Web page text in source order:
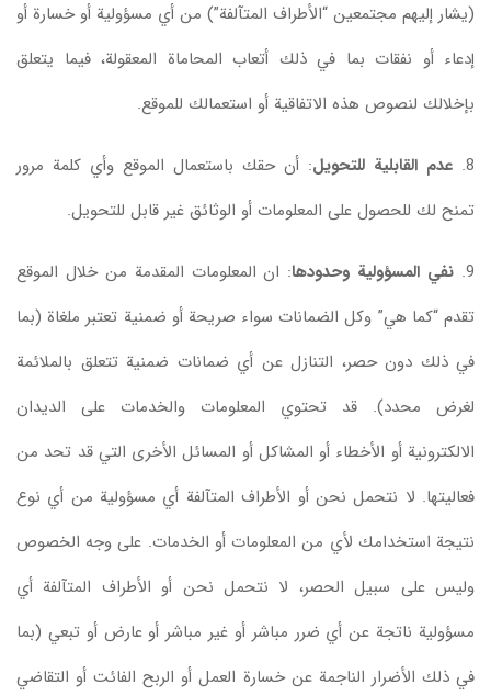
(يشار إليهم مجتمعين “الأطراف المتآلفة”) من أي مسؤولية أو خسارة أو
إدعاء أو نفقات بما في ذلك أتعاب المحاماة المعقولة، فيما يتعلق
بإخلالك لنصوص هذه الاتفاقية أو استعمالك للموقع.
8. عدم القابلية للتحويل: أن حقك باستعمال الموقع وأي كلمة مرور
تمنح لك للحصول على المعلومات أو الوثائق غير قابل للتحويل.
9. نفي المسؤولية وحدودها: ان المعلومات المقدمة من خلال الموقع
تقدم “كما هي” وكل الضمانات سواء صريحة أو ضمنية تعتبر ملغاة (بما
في ذلك دون حصر، التنازل عن أي ضمانات ضمنية تتعلق بالملائمة
لغرض محدد). قد تحتوي المعلومات والخدمات على الديدان
الالكترونية أو الأخطاء أو المشاكل أو المسائل الأخرى التي قد تحد من
فعاليتها. لا نتحمل نحن أو الأطراف المتآلفة أي مسؤولية من أي نوع
نتيجة استخدامك لأي من المعلومات أو الخدمات. على وجه الخصوص
وليس على سبيل الحصر، لا نتحمل نحن أو الأطراف المتآلفة أي
مسؤولية ناتجة عن أي ضرر مباشر أو غير مباشر أو عارض أو تبعي (بما
في ذلك الأضرار الناجمة عن خسارة العمل أو الربح الفائت أو التقاضي